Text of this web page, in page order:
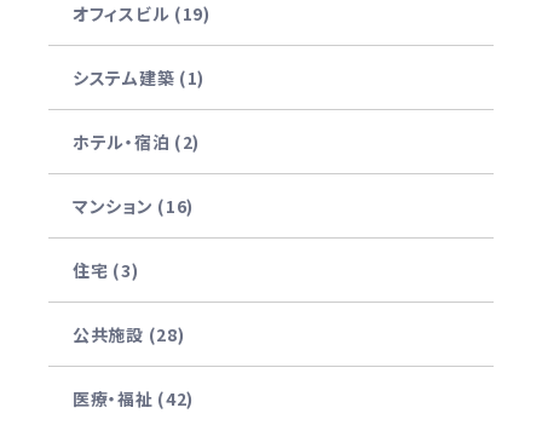
オフィスビル (19)
システム建築 (1)
ホテル・宿泊 (2)
マンション (16)
住宅 (3)
公共施設 (28)
医療・福祉 (42)